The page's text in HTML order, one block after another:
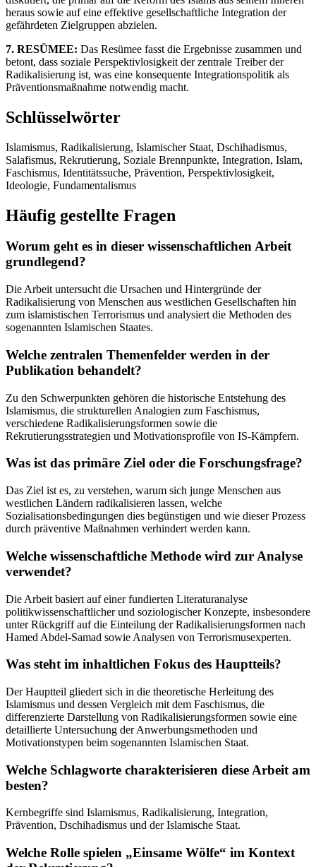
heraus sowie auf eine effektive gesellschaftliche Integration der
gefährdeten Zielgruppen abzielen.
7. RESÜMEE: Das Resümee fasst die Ergebnisse zusammen und
betont, dass soziale Perspektivlosigkeit der zentrale Treiber der
Radikalisierung ist, was eine konsequente Integrationspolitik als
Präventionsmaßnahme notwendig macht.
Schlüsselwörter
Islamismus, Radikalisierung, Islamischer Staat, Dschihadismus,
Salafismus, Rekrutierung, Soziale Brennpunkte, Integration, Islam,
Faschismus, Identitätssuche, Prävention, Perspektivlosigkeit,
Ideologie, Fundamentalismus
Häufig gestellte Fragen
Worum geht es in dieser wissenschaftlichen Arbeit
grundlegend?
Die Arbeit untersucht die Ursachen und Hintergründe der
Radikalisierung von Menschen aus westlichen Gesellschaften hin
zum islamistischen Terrorismus und analysiert die Methoden des
sogenannten Islamischen Staates.
Welche zentralen Themenfelder werden in der
Publikation behandelt?
Zu den Schwerpunkten gehören die historische Entstehung des
Islamismus, die strukturellen Analogien zum Faschismus,
verschiedene Radikalisierungsformen sowie die
Rekrutierungsstrategien und Motivationsprofile von IS-Kämpfern.
Was ist das primäre Ziel oder die Forschungsfrage?
Das Ziel ist es, zu verstehen, warum sich junge Menschen aus
westlichen Ländern radikalisieren lassen, welche
Sozialisationsbedingungen dies begünstigen und wie dieser Prozess
durch präventive Maßnahmen verhindert werden kann.
Welche wissenschaftliche Methode wird zur Analyse
verwendet?
Die Arbeit basiert auf einer fundierten Literaturanalyse
politikwissenschaftlicher und soziologischer Konzepte, insbesondere
unter Rückgriff auf die Einteilung der Radikalisierungsformen nach
Hamed Abdel-Samad sowie Analysen von Terrorismusexperten.
Was steht im inhaltlichen Fokus des Hauptteils?
Der Hauptteil gliedert sich in die theoretische Herleitung des
Islamismus und dessen Vergleich mit dem Faschismus, die
differenzierte Darstellung von Radikalisierungsformen sowie eine
detaillierte Untersuchung der Anwerbungsmethoden und
Motivationstypen beim sogenannten Islamischen Staat.
Welche Schlagworte charakterisieren diese Arbeit am
besten?
Kernbegriffe sind Islamismus, Radikalisierung, Integration,
Prävention, Dschihadismus und der Islamische Staat.
Welche Rolle spielen „Einsame Wölfe“ im Kontext